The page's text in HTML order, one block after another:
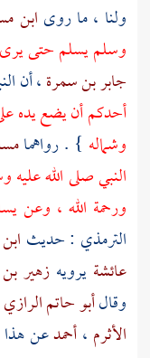
ولنا ، ما روى ابن
وسلم يسلم حتى
جابر بن سمرة، أن
أحدكم أن يضع يده
وشماله } . رواهما
النبي صلى الله
ورحمة الله ، وعن
الترمذي :حديث
عائشة يرويه زهير
وقالأبو حاتم الرازي
الأثرم ،أحمدعن